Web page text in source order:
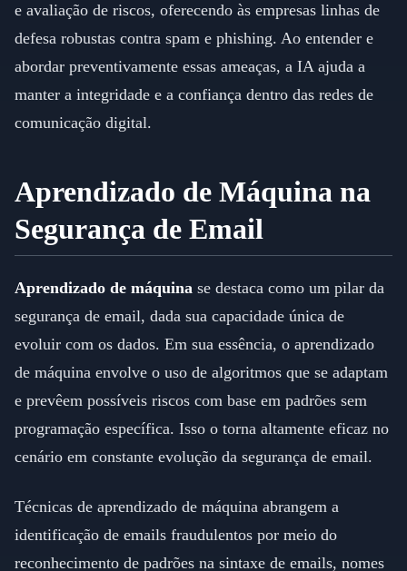
e avaliação de riscos, oferecendo às empresas linhas de
defesa robustas contra spam e phishing. Ao entender e
abordar preventivamente essas ameaças, a IA ajuda a
manter a integridade e a confiança dentro das redes de
comunicação digital.
Aprendizado de Máquina na
Segurança de Email
Aprendizado de máquina se destaca como um pilar da
segurança de email, dada sua capacidade única de
evoluir com os dados. Em sua essência, o aprendizado
de máquina envolve o uso de algoritmos que se adaptam
e prevêem possíveis riscos com base em padrões sem
programação específica. Isso o torna altamente eficaz no
cenário em constante evolução da segurança de email.
Técnicas de aprendizado de máquina abrangem a
identificação de emails fraudulentos por meio do
reconhecimento de padrões na sintaxe de emails, nomes